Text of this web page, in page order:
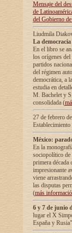
Mensaje del
de
del Gobierno
Liudmila
La
En el libro se
los orígenes
partidos
del régimen
democrática, а
estudia en
М. Bachelet у
consolidada (
27 de febrero
México:
En la
sociopolítico de
primera década
impresionante
viene
las disputas
(más
6 y 7 de junio
lugar el X
España y